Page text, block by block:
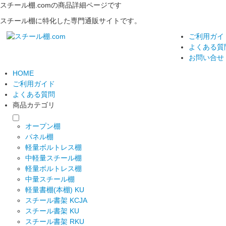
スチール棚.comの商品詳細ページです
スチール棚に特化した専門通販サイトです。
ご利用ガイ
よくある質
お問い合せ
HOME
ご利用ガイド
よくある質問
商品カテゴリ
オープン棚
パネル棚
軽量ボルトレス棚
中軽量スチール棚
軽量ボルトレス棚
中量スチール棚
軽量書棚(本棚) KU
スチール書架 KCJA
スチール書架 KU
スチール書架 RKU